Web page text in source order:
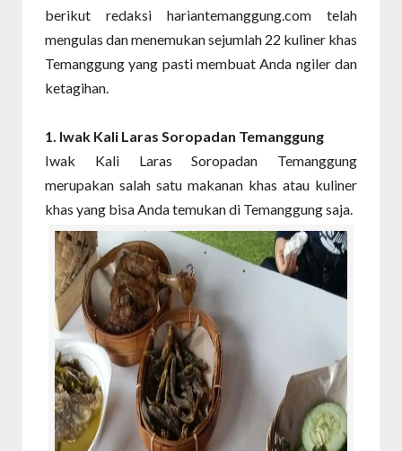
berikut redaksi hariantemanggung.com telah
mengulas dan menemukan sejumlah 22 kuliner khas
Temanggung yang pasti membuat Anda ngiler dan
ketagihan.
1. Iwak Kali Laras Soropadan Temanggung
Iwak Kali Laras Soropadan Temanggung
merupakan salah satu makanan khas atau kuliner
khas yang bisa Anda temukan di Temanggung saja.